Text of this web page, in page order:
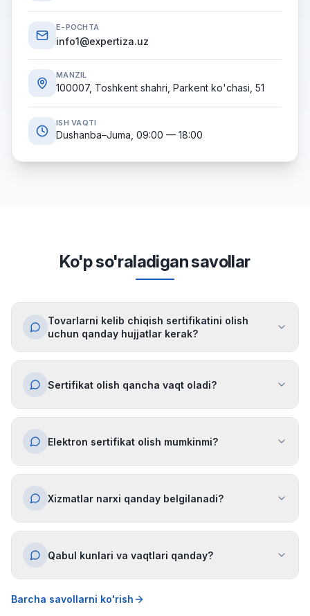
E-POCHTA
info1@expertiza.uz
MANZIL
100007, Toshkent shahri, Parkent ko'chasi, 51
ISH VAQTI
Dushanba–Juma, 09:00 — 18:00
Ko'p so'raladigan savollar
Tovarlarni kelib chiqish sertifikatini olish
uchun qanday hujjatlar kerak?
Sertifikat olish qancha vaqt oladi?
Elektron sertifikat olish mumkinmi?
Xizmatlar narxi qanday belgilanadi?
Qabul kunlari va vaqtlari qanday?
Barcha savollarni ko'rish